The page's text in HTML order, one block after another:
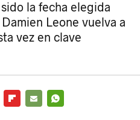
la fecha elegida
Leone vuelva a
vez en clave